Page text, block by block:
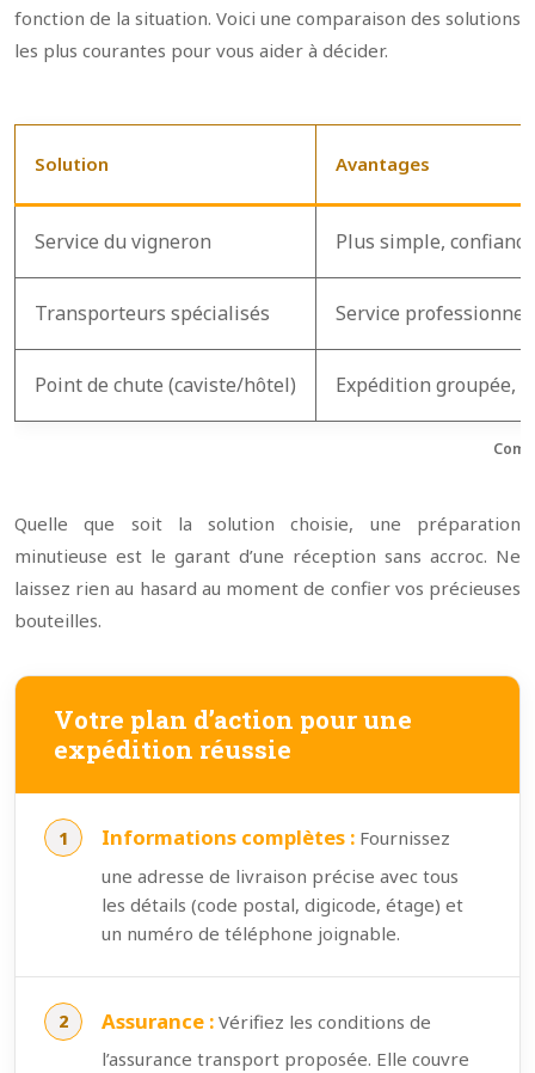
fonction de la situation. Voici une comparaison des solutions
les plus courantes pour vous aider à décider.
Solution Avantages
Service du vigneron Plus simple,
Transporteurs spécialisés Service
Point de chute (caviste/hôtel) Expédition groupée,
Quelle que soit la solution choisie, une préparation
minutieuse est le garant d’une réception sans accroc. Ne
laissez rien au hasard au moment de confier vos précieuses
bouteilles.
Votre plan d’action pour une
expédition réussie
Informations complètes : Fournissez
une adresse de livraison précise avec tous
les détails (code postal, digicode, étage) et
un numéro de téléphone joignable.
Assurance : Vérifiez les conditions de
l’assurance transport proposée. Elle couvre